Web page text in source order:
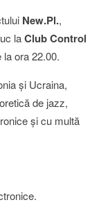
New.Pl.,
laClub Control
la ora 22.00.
şi Ucraina,
de jazz,
şi cu multă